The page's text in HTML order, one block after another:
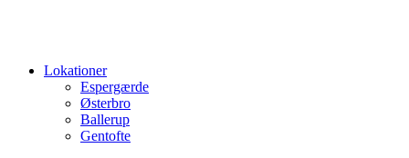
Lokationer
Espergærde
Østerbro
Ballerup
Gentofte